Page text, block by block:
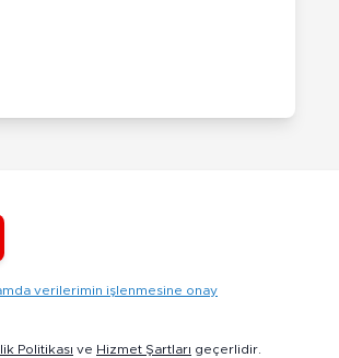
verilerimin işlenmesine onay
Politikası ve Hizmet Şartları geçerlidir.